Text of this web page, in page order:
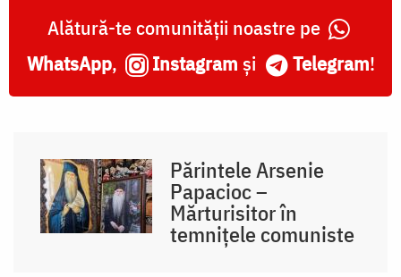
Alătură-te comunității noastre pe
WhatsApp, Instagram și Telegram!
Părintele Arsenie
Papacioc –
Mărturisitor în
temnițele comuniste